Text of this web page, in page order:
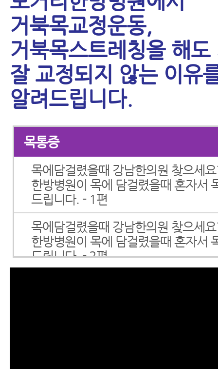
거북목교정운동,
거북목스트레칭을 해도
잘 교정되지 않는 이유
알려드립니다.
목통증
목에담걸렸을때 강남한의원 찾으세
한방병원이 목에 담걸렸을때 혼자서
드립니다. - 1편
목에담걸렸을때 강남한의원 찾으세
한방병원이 목에 담걸렸을때 혼자서
드립니다. - 2편